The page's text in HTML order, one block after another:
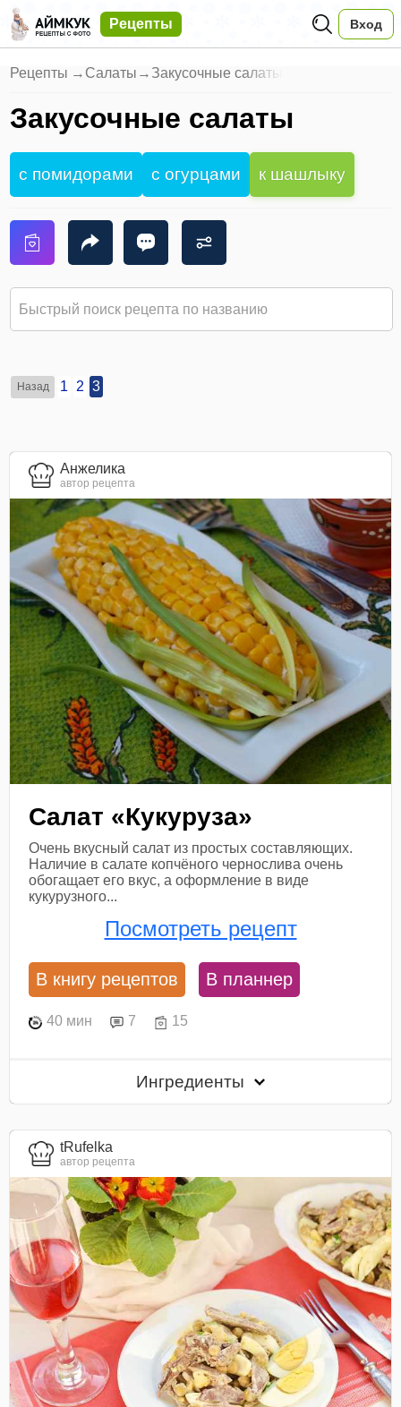
Рецепты Вход
Рецепты → Салаты → Закусочные салаты
Закусочные салаты
с помидорами с огурцами к шашлыку
Назад 1 2 3
Анжелика
автор рецепта
Салат «Кукуруза»
Очень вкусный салат из простых составляющих.
Наличие в салате копчёного чернослива очень
обогащает его вкус, а оформление в виде
кукурузного...
Посмотреть рецепт
В книгу рецептов В планнер
40 мин 7 15
Ингредиенты
tRufelka
автор рецепта